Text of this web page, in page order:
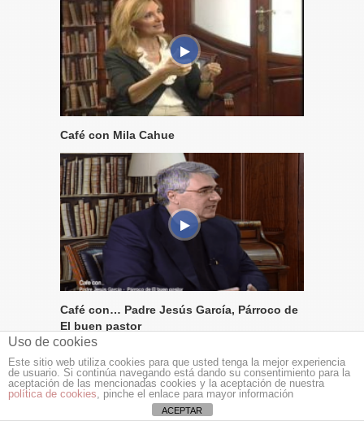
Café con Mila Cahue
Café con… Padre Jesús García, Párroco de
El buen pastor
Uso de cookies
Este sitio web utiliza cookies para que usted tenga la mejor experiencia
de usuario. Si continúa navegando está dando su consentimiento para la
aceptación de las mencionadas cookies y la aceptación de nuestra
política de cookies, pinche el enlace para mayor información
ACEPTAR